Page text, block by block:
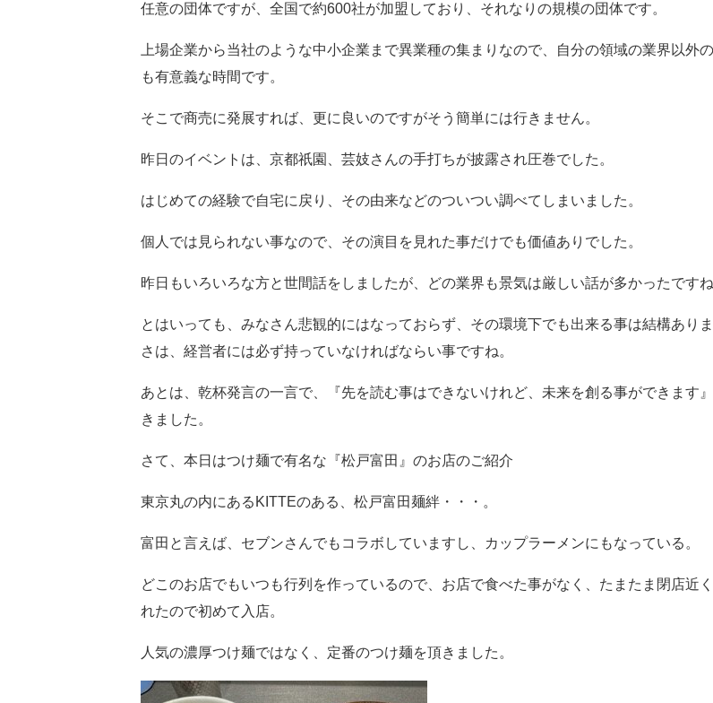
任意の団体ですが、全国で約600社が加盟しており、それなりの規模の団体です。
上場企業から当社のような中小企業まで異業種の集まりなので、自分の領域の業界以外
も有意義な時間です。
そこで商売に発展すれば、更に良いのですがそう簡単には行きません。
昨日のイベントは、京都祇園、芸妓さんの手打ちが披露され圧巻でした。
はじめての経験で自宅に戻り、その由来などのついつい調べてしまいました。
個人では見られない事なので、その演目を見れた事だけでも価値ありでした。
昨日もいろいろな方と世間話をしましたが、どの業界も景気は厳しい話が多かったですね
とはいっても、みなさん悲観的にはなっておらず、その環境下でも出来る事は結構あり
さは、経営者には必ず持っていなければならい事ですね。
あとは、乾杯発言の一言で、『先を読む事はできないけれど、未来を創る事ができます
きました。
さて、本日はつけ麺で有名な『松戸富田』のお店のご紹介
東京丸の内にあるKITTEのある、松戸富田麺絆・・・。
富田と言えば、セブンさんでもコラボしていますし、カップラーメンにもなっている。
どこのお店でもいつも行列を作っているので、お店で食べた事がなく、たまたま閉店近
れたので初めて入店。
人気の濃厚つけ麺ではなく、定番のつけ麺を頂きました。